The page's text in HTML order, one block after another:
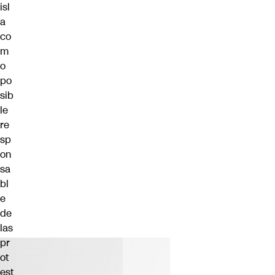
isl
a
co
m
o
po
sib
le
re
sp
on
sa
bl
e
de
las
pr
ot
est